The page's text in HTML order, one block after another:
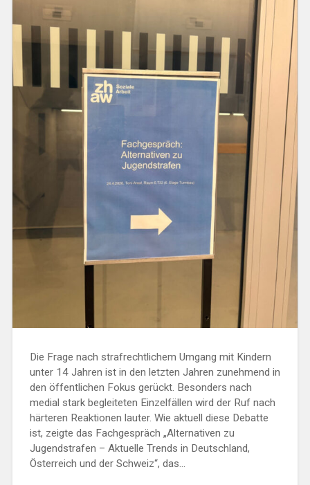
Die Frage nach strafrechtlichem Umgang mit Kindern
unter 14 Jahren ist in den letzten Jahren zunehmend in
den öffentlichen Fokus gerückt. Besonders nach
medial stark begleiteten Einzelfällen wird der Ruf nach
härteren Reaktionen lauter. Wie aktuell diese Debatte
ist, zeigte das Fachgespräch „Alternativen zu
Jugendstrafen – Aktuelle Trends in Deutschland,
Österreich und der Schweiz“, das...